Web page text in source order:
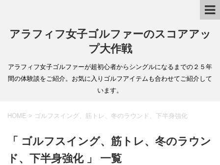
アラフィフ女子ゴルファーのスコアアッ
プ大作戦
アラフィフ女子ゴルファーが超初心者からシングルになるまでの２５年
間の体験談をご紹介。お気に入りゴルフアイテムも合わせてご紹介して
います。
HOME > ゴルフスイング、筋トレ、冬のラウンド、下半身強化
「 ゴルフスイング、筋トレ、冬のラウン
ド、下半身強化 」 一覧